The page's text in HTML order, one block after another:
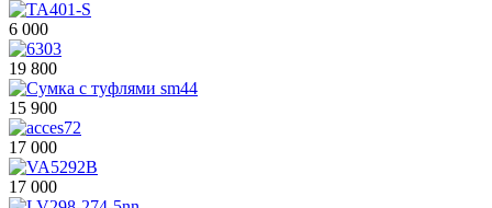
6 000
19 800
15 900
17 000
17 000